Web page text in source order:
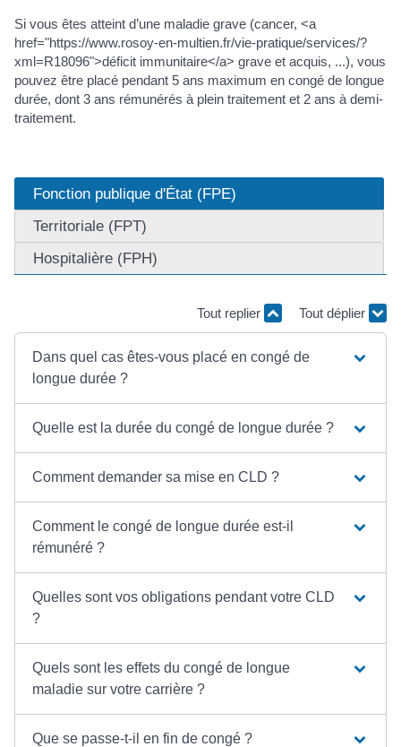
Si vous êtes atteint d’une maladie grave (cancer, <a
href="https://www.rosoy-en-multien.fr/vie-pratique/services/?
xml=R18096">déficit immunitaire</a> grave et acquis, ...), vous
pouvez être placé pendant 5 ans maximum en congé de longue
durée, dont 3 ans rémunérés à plein traitement et 2 ans à demi-
traitement.
Fonction publique d'État (FPE)
Territoriale (FPT)
Hospitalière (FPH)
Tout replier Tout déplier
Dans quel cas êtes-vous placé en congé de
longue durée ?
Quelle est la durée du congé de longue durée ?
Comment demander sa mise en CLD ?
Comment le congé de longue durée est-il
rémunéré ?
Quelles sont vos obligations pendant votre CLD
?
Quels sont les effets du congé de longue
maladie sur votre carrière ?
Que se passe-t-il en fin de congé ?